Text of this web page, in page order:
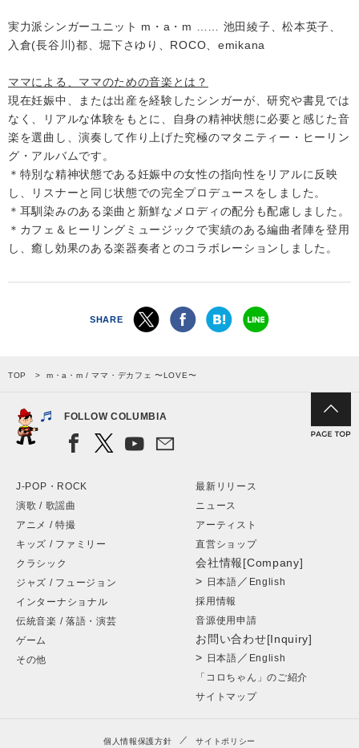
実力派シンガーユニット m・a・m …… 池田綾子、松本英子、
入倉(長谷川)都、堀下さゆり、ROCO、emikana
ママによる、ママのための音楽とは？
現在妊娠中、または出産を経験したシンガーが、研究や書見では
なく、リアルな体験をもとに、自身の精神状態に必要と感じた音
楽を選曲し、演奏して作り上げた究極のマタニティー・ヒーリン
グ・アルバムです。
＊特別な精神状態である妊娠中の女性の指向性をリアルに反映
し、リスナーと同じ状態での完全プロデュースをしました。
＊耳馴染みのある楽曲と新鮮なメロディの配分も配慮しました。
＊カフェ＆ヒーリングミュージックで実績のある編曲者陣を登用
し、癒し効果のある楽器奏者とのコラボレーションしました。
SHARE
TOP m・a・m / ママ・デカフェ 〜LOVE〜
FOLLOW COLUMBIA
J-POP・ROCK
演歌 / 歌謡曲
アニメ / 特撮
キッズ / ファミリー
クラシック
ジャズ / フュージョン
インターナショナル
伝統音楽 / 落語・演芸
ゲーム
その他
最新リリース
ニュース
アーティスト
直営ショップ
会社情報[Company]
> 日本語 ／ English
採用情報
音源使用申請
お問い合わせ[Inquiry]
> 日本語 ／ English
「コロちゃん」のご紹介
サイトマップ
個人情報保護方針 サイトポリシー